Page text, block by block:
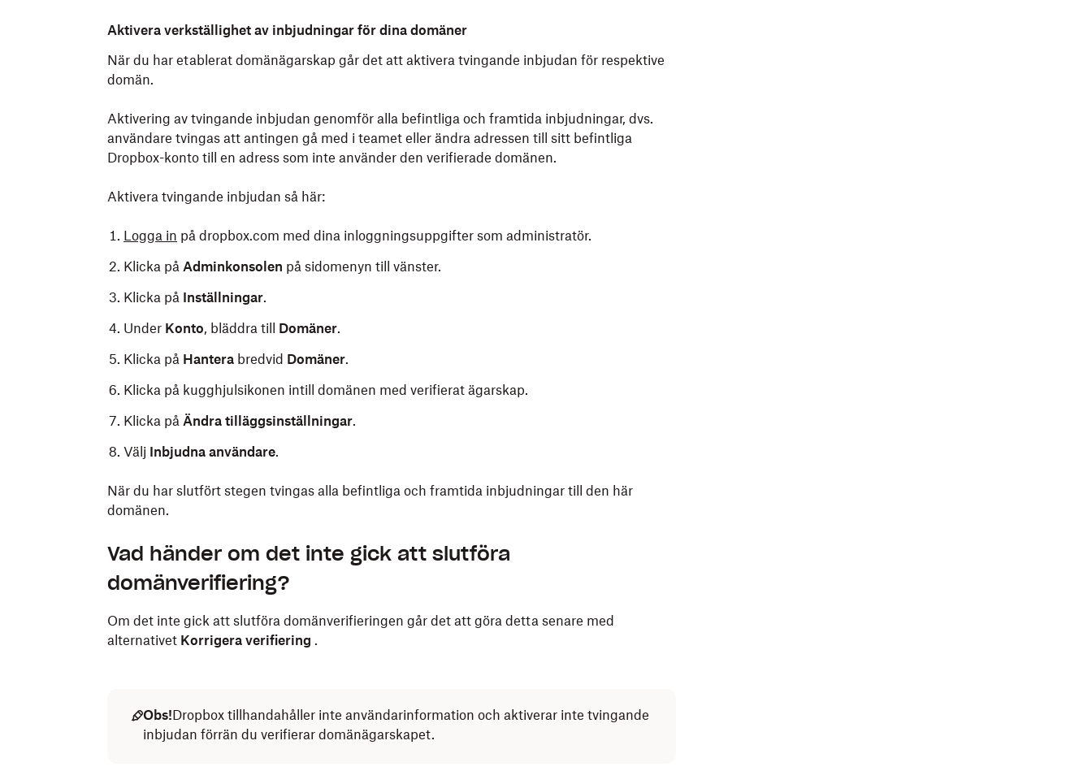
Aktivera verkställighet av inbjudningar för dina domäner
När du har etablerat domänägarskap går det att aktivera tvingande inbjudan för respektive
domän.
Aktivering av tvingande inbjudan genomför alla befintliga och framtida inbjudningar, dvs.
användare tvingas att antingen gå med i teamet eller ändra adressen till sitt befintliga
Dropbox-konto till en adress som inte använder den verifierade domänen.
Aktivera tvingande inbjudan så här:
Logga in på dropbox.com med dina inloggningsuppgifter som administratör.
Klicka på Adminkonsolen på sidomenyn till vänster.
Klicka på Inställningar.
Under Konto, bläddra till Domäner.
Klicka på Hantera bredvid Domäner.
Klicka på kugghjulsikonen intill domänen med verifierat ägarskap.
Klicka på Ändra tilläggsinställningar.
Välj Inbjudna användare.
När du har slutfört stegen tvingas alla befintliga och framtida inbjudningar till den här
domänen.
Vad händer om det inte gick att slutföra
domänverifiering?
Om det inte gick att slutföra domänverifieringen går det att göra detta senare med
alternativet Korrigera verifiering .
Obs!Dropbox tillhandahåller inte användarinformation och aktiverar inte tvingande
inbjudan förrän du verifierar domänägarskapet.